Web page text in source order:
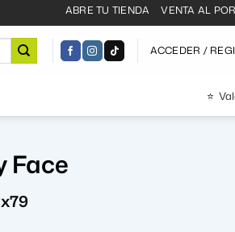
ABRE TU TIENDA VENTA AL
ACCEDER /
⭐
Face